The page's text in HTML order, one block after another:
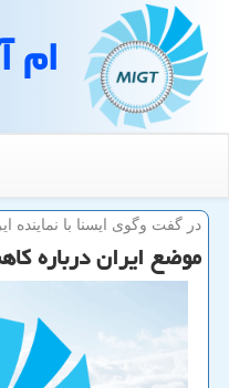
ام
در گفت وگوی ایسنا با نماینده
موضع ایران درباره